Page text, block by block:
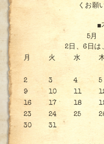
くお願
■
5月
2日、6日は
月
火 水
2
3 4 5
9
10 11
16
17 18
23
24 25
30
31